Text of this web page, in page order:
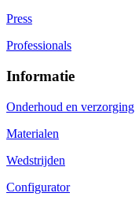
Press
Professionals
Informatie
Onderhoud en verzorging
Materialen
Wedstrijden
Configurator